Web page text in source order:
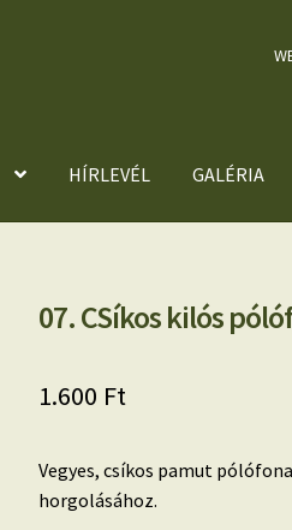
HÍRLEVÉL GALÉRIA
07. CSíkos kilós
1.600 Ft
Vegyes, csíkos pamut
horgolásához.